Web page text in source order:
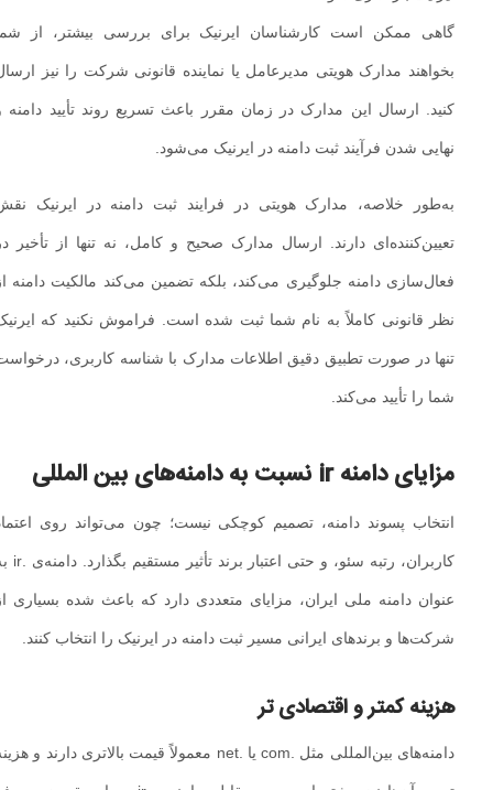
گاهی ممکن است کارشناسان ایرنیک برای بررسی بیشتر، از شما
بخواهند مدارک هویتی مدیرعامل یا نماینده قانونی شرکت را نیز ارسال
کنید. ارسال این مدارک در زمان مقرر باعث تسریع روند تأیید دامنه و
نهایی شدن فرآیند ثبت دامنه در ایرنیک می‌شود.
به‌طور خلاصه، مدارک هویتی در فرایند ثبت دامنه در ایرنیک نقش
تعیین‌کننده‌ای دارند. ارسال مدارک صحیح و کامل، نه‌ تنها از تأخیر در
فعال‌سازی دامنه جلوگیری می‌کند، بلکه تضمین می‌کند مالکیت دامنه از
نظر قانونی کاملاً به نام شما ثبت شده است. فراموش نکنید که ایرنیک
تنها در صورت تطبیق دقیق اطلاعات مدارک با شناسه کاربری، درخواست
شما را تأیید می‌کند.
مزایای دامنه ir نسبت به دامنه‌های بین‌ المللی
انتخاب پسوند دامنه، تصمیم کوچکی نیست؛ چون می‌تواند روی اعتماد
کاربران، رتبه سئو، و حتی اعتبار برند تأثیر مستقیم بگذارد. دامنه‌ی .ir به
عنوان دامنه ملی ایران، مزایای متعددی دارد که باعث شده بسیاری از
شرکت‌ها و برندهای ایرانی مسیر ثبت دامنه در ایرنیک را انتخاب کنند.
هزینه کمتر و اقتصادی‌ تر
دامنه‌های بین‌المللی مثل .com یا .net معمولاً قیمت بالاتری دارند و هزینه